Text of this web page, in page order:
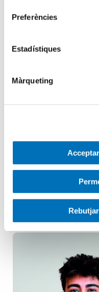
Preferències
Estadístiques
Màrqueting
Categories
Aula Hospitalària
Testimonis
Pediatria
Salut Mental